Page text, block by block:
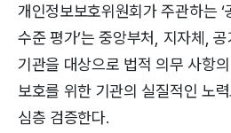
개인정보보호위원회가 주관하는
수준 평가’는 중앙부처, 지자체,
기관을 대상으로 법적 의무 사항
보호를 위한 기관의 실질적인 노
심층 검증한다.